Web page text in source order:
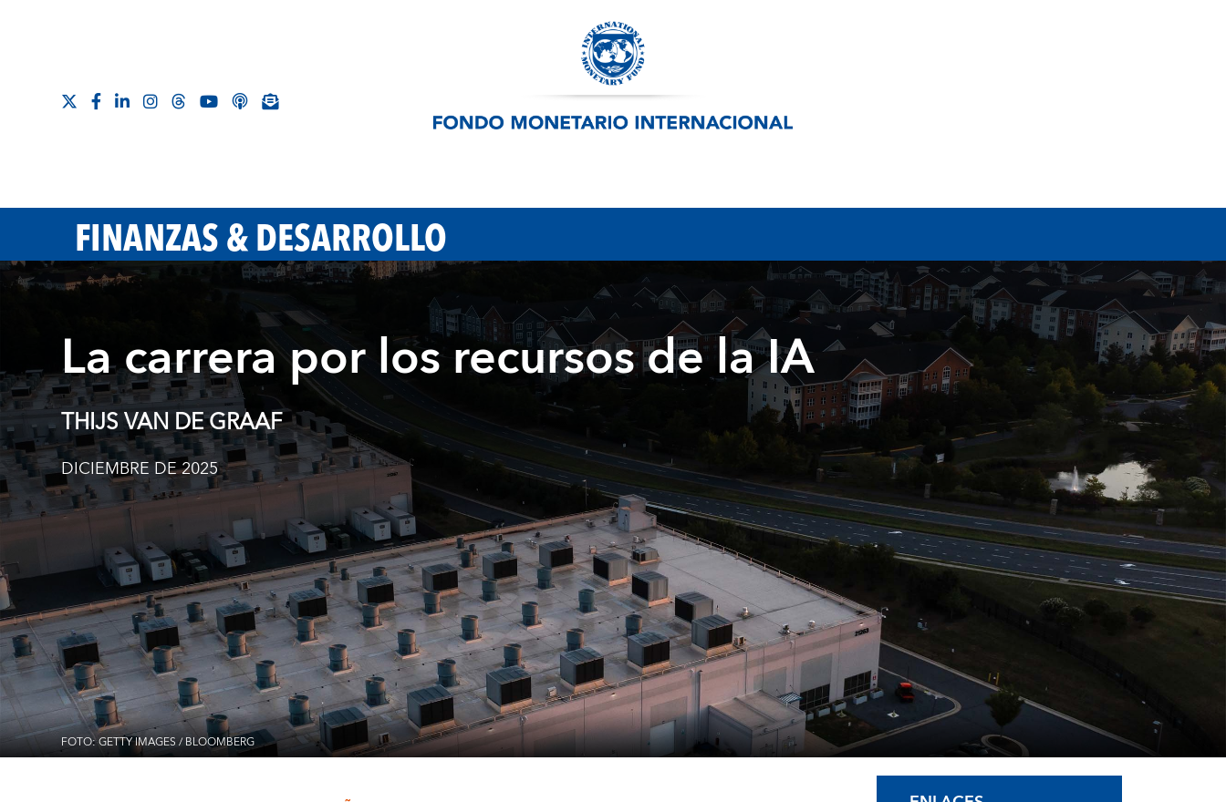
FINANZAS & DESARROLLO
La carrera por los recursos de la IA
THIJS VAN DE GRAAF
DICIEMBRE DE 2025
FOTO: GETTY IMAGES / BLOOMBERG